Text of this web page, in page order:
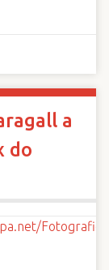
a
do